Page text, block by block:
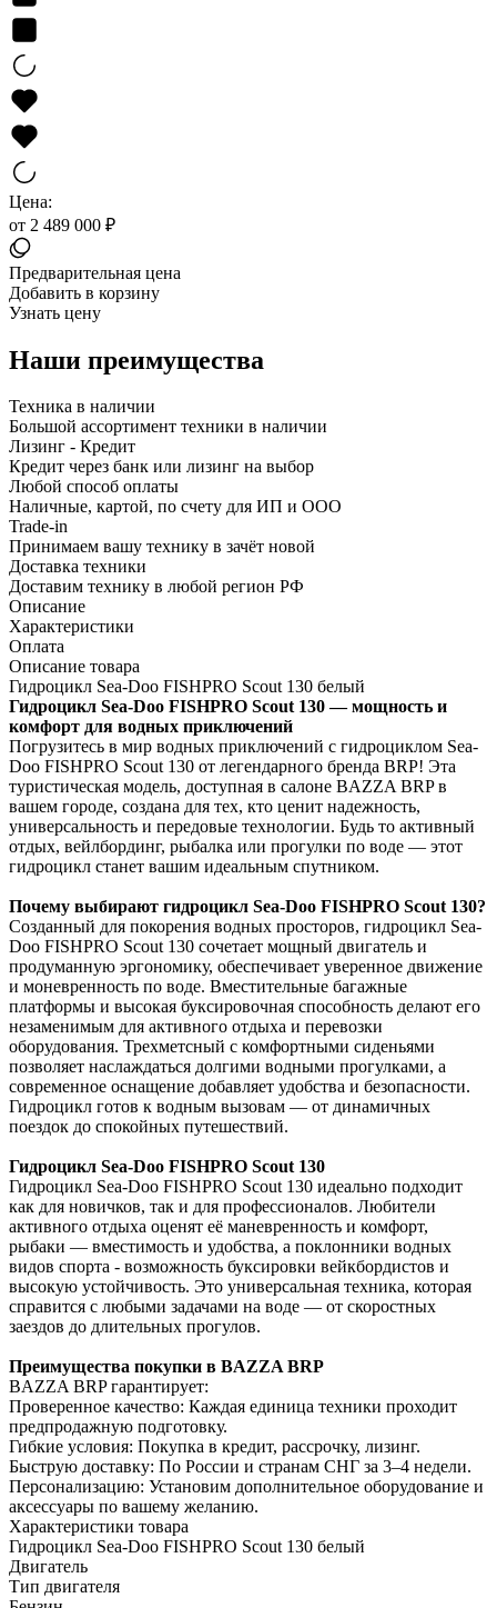
Цена:
от 2 489 000 ₽
Предварительная цена
Добавить в корзину
Узнать цену
Наши преимущества
Техника в наличии
Большой ассортимент техники в наличии
Лизинг - Кредит
Кредит через банк или лизинг на выбор
Любой способ оплаты
Наличные, картой, по счету для ИП и ООО
Trade-in
Принимаем вашу технику в зачёт новой
Доставка техники
Доставим технику в любой регион РФ
Описание
Характеристики
Оплата
Описание товара
Гидроцикл Sea-Doo FISHPRO Scout 130 белый
Гидроцикл Sea-Doo FISHPRO Scout 130 — мощность и
комфорт для водных приключений
Погрузитесь в мир водных приключений с гидроциклом Sea-
Doo FISHPRO Scout 130 от легендарного бренда BRP! Эта
туристическая модель, доступная в салоне BAZZA BRP в
вашем городе, создана для тех, кто ценит надежность,
универсальность и передовые технологии. Будь то активный
отдых, вейлбординг, рыбалка или прогулки по воде — этот
гидроцикл станет вашим идеальным спутником.
Почему выбирают гидроцикл Sea-Doo FISHPRO Scout 130?
Созданный для покорения водных просторов, гидроцикл Sea-
Doo FISHPRO Scout 130 сочетает мощный двигатель и
продуманную эргономику, обеспечивает уверенное движение
и моневренность по воде. Вместительные багажные
платформы и высокая буксировочная способность делают его
незаменимым для активного отдыха и перевозки
оборудования. Трехметсный с комфортными сиденьями
позволяет наслаждаться долгими водными прогулками, а
современное оснащение добавляет удобства и безопасности.
Гидроцикл готов к водным вызовам — от динамичных
поездок до спокойных путешествий.
Гидроцикл Sea-Doo FISHPRO Scout 130
Гидроцикл Sea-Doo FISHPRO Scout 130 идеально подходит
как для новичков, так и для профессионалов. Любители
активного отдыха оценят её маневренность и комфорт,
рыбаки — вместимость и удобства, а поклонники водных
видов спорта - возможность буксировки вейкбордистов и
высокую устойчивость. Это универсальная техника, которая
справится с любыми задачами на воде — от скоростных
заездов до длительных прогулов.
Преимущества покупки в BAZZA BRP
BAZZA BRP гарантирует:
Проверенное качество: Каждая единица техники проходит
предпродажную подготовку.
Гибкие условия: Покупка в кредит, рассрочку, лизинг.
Быструю доставку: По России и странам СНГ за 3–4 недели.
Персонализацию: Установим дополнительное оборудование и
аксессуары по вашему желанию.
Характеристики товара
Гидроцикл Sea-Doo FISHPRO Scout 130 белый
Двигатель
Тип двигателя